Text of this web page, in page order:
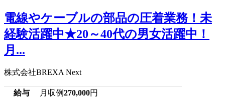
電線やケーブルの部品の圧着業務！未
経験活躍中★20～40代の男女活躍中！
月...
株式会社BREXA Next
給与 月収例270,000円